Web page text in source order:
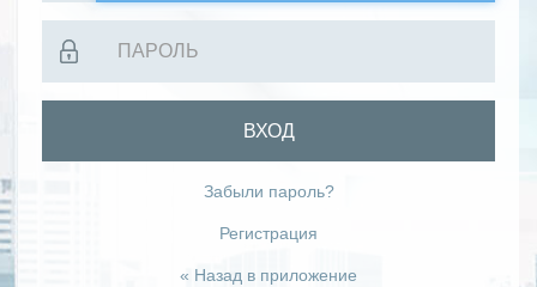
ВХОД
Забыли пароль?
Регистрация
« Назад в приложение